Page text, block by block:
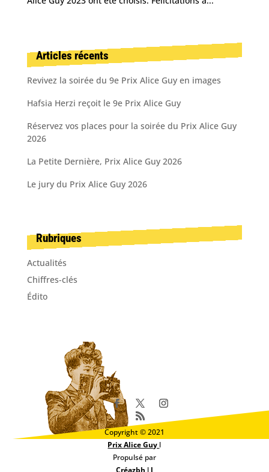
Articles récents
Revivez la soirée du 9e Prix Alice Guy en images
Hafsia Herzi reçoit le 9e Prix Alice Guy
Réservez vos places pour la soirée du Prix Alice Guy
2026
La Petite Dernière, Prix Alice Guy 2026
Le jury du Prix Alice Guy 2026
Rubriques
Actualités
Chiffres-clés
Édito
Copyright © 2021
Prix Alice Guy l
Propulsé par
Créazbh l l